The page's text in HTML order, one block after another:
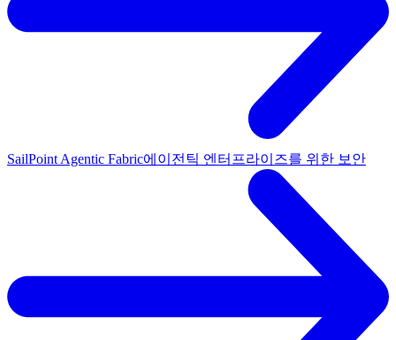
SailPoint Agentic Fabric에이전틱 엔터프라이즈를 위한 보안